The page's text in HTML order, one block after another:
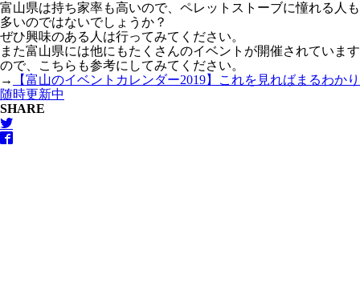
富山県は持ち家率も高いので、ペレットストーブに憧れる人も
多いのではないでしょうか？
ぜひ興味のある人は行ってみてください。
また富山県には他にもたくさんのイベントが開催されています
ので、こちらも参考にしてみてください。
→
【富山のイベントカレンダー2019】これを見ればまるわかり
随時更新中
SHARE